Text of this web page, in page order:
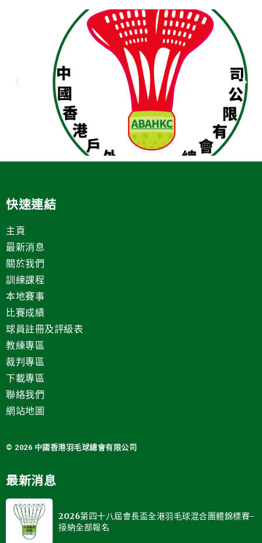
快速連結
主頁
最新消息
關於我們
訓練課程
本地賽事
比賽成績
球員註冊及評級表
教練專區
裁判專區
下載專區
聯絡我們
網站地圖
© 2026 中國 香港羽毛球總會有限公司
最新消息
2026第四十八屆會長盃全港羽毛球混合團體錦標賽-
接納全部報名